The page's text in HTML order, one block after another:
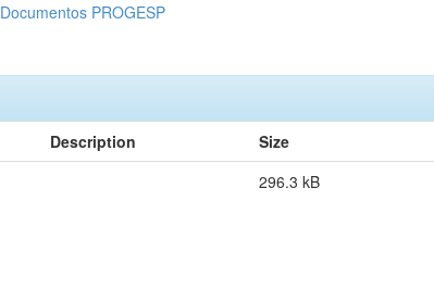
Documentos PROGESP
Description Size
296.3 kB